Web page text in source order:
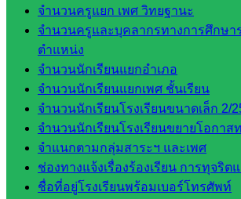
จำนวนครูแยก เพศ วิทยฐานะ
จำนวนครูและบุคลากรทางการศึกษา
ตำแหน่ง
จำนวนนักเรียนแยกอำเภอ
จำนวนนักเรียนแยกเพศ ชั้นเรียน
จำนวนนักเรียนโรงเรียนขนาดเล็ก 2/
จำนวนนักเรียนโรงเรียนขยายโอกาส
จำแนกตามกลุ่มสาระฯ และเพศ
ช่องทางแจ้งเรื่องร้องเรียน การทุจริ
ชื่อที่อยู่โรงเรียนพร้อมเบอร์โทรศัพท์
ก.ต.ป.น.
เว็บไซต์
อ.ค.ก.ศ.เขต
พื้นที่การ
ศึกษา
ดาวน์โหลด
เอกสาร